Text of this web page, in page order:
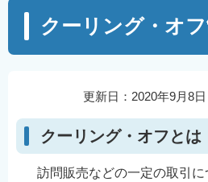
の
頭
こ
ら
クーリング・オ
更新日：2020年9月8日
クーリング・オフとは
訪問販売などの一定の取引に